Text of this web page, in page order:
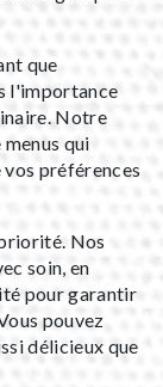
que
l'importance
Notre
qui
préférences
Nos
soin, en
pour garantir
pouvez
délicieux que